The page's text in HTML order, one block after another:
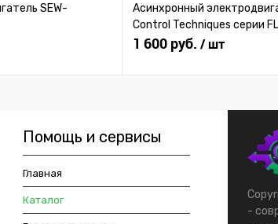
SEW-
Асинхронный
Control Techniques серии
1 600 руб. / шт
Помощь и сервисы
Главная
Каталог
-